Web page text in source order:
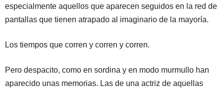
especialmente aquellos que aparecen seguidos en la red de
pantallas que tienen atrapado al imaginario de la mayoría.
Los tiempos que corren y corren y corren.
Pero despacito, como en sordina y en modo murmullo han
aparecido unas memorias. Las de una actriz de aquellas